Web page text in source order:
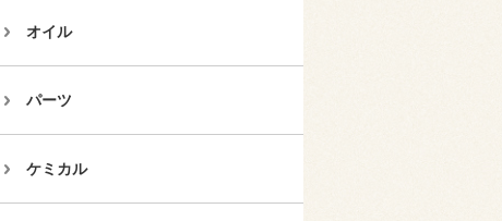
オイル
パーツ
ケミカル